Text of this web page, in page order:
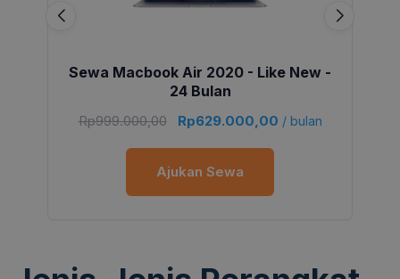
Sewa Macbook Air 2020 - Like New -
24 Bulan
Rp999.000,00 Rp629.000,00 / bulan
Ajukan Sewa